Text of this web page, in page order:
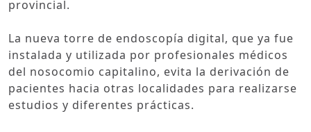
provincial.
La nueva torre de endoscopía digital, que ya fue
instalada y utilizada por profesionales médicos
del nosocomio capitalino, evita la derivación de
pacientes hacia otras localidades para realizarse
estudios y diferentes prácticas.